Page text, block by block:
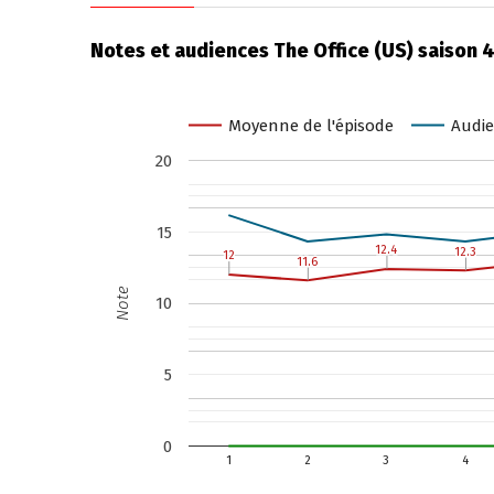
Notes et audiences The Office (US) saison 4
Moyenne de l'épisode
1 2 3 4
0
5
10
15
20
12
12 11.6
11.6
12.4
12.4 12.3
12.3
Note